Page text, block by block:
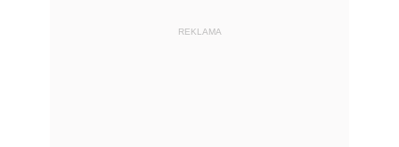
REKLAMA